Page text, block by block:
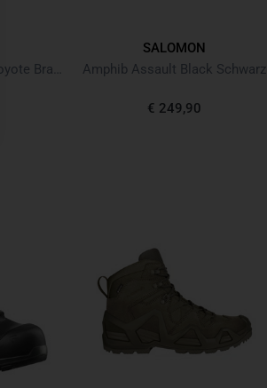
SALOMON
Amphib Assault Black Schwarz
€ 249,90